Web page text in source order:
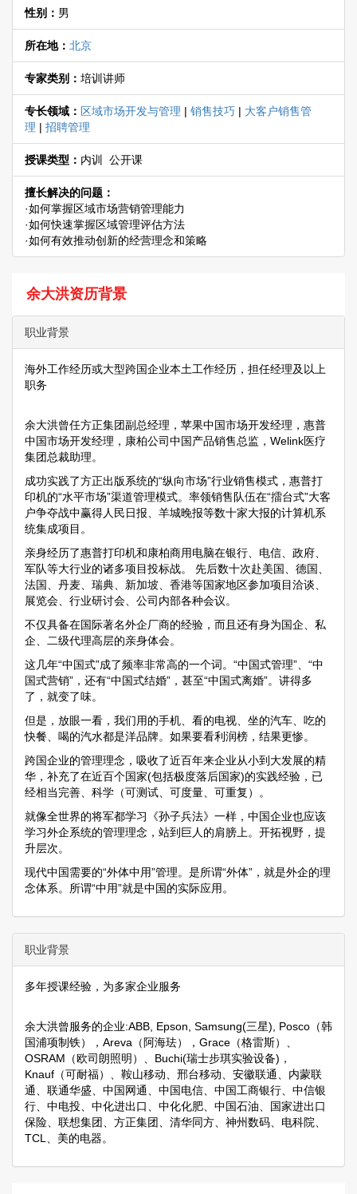
性别： 男
所在地： 北京
专家类别： 培训讲师
专长领域： 区域市场开发与管理 | 销售技巧 | 大客户销售管
理 | 招聘管理
授课类型： 内训 公开课
擅长解决的问题：
·如何掌握区域市场营销管理能力
·如何快速掌握区域管理评估方法
·如何有效推动创新的经营理念和策略
余大洪资历背景
职业背景
海外工作经历或大型跨国企业本土工作经历，担任经理及以上
职务
余大洪曾任方正集团副总经理，苹果中国市场开发经理，惠普
中国市场开发经理，康柏公司中国产品销售总监，Welink医疗
集团总裁助理。
成功实践了方正出版系统的“纵向市场”行业销售模式，惠普打
印机的“水平市场”渠道管理模式。率领销售队伍在“擂台式”大客
户争夺战中赢得人民日报、羊城晚报等数十家大报的计算机系
统集成项目。
亲身经历了惠普打印机和康柏商用电脑在银行、电信、政府、
军队等大行业的诸多项目投标战。 先后数十次赴美国、德国、
法国、丹麦、瑞典、新加坡、香港等国家地区参加项目洽谈、
展览会、行业研讨会、公司内部各种会议。
不仅具备在国际著名外企厂商的经验，而且还有身为国企、私
企、二级代理高层的亲身体会。
这几年“中国式”成了频率非常高的一个词。“中国式管理”、“中
国式营销”，还有“中国式结婚”，甚至“中国式离婚”。讲得多
了，就变了味。
但是，放眼一看，我们用的手机、看的电视、坐的汽车、吃的
快餐、喝的汽水都是洋品牌。如果要看利润榜，结果更惨。
跨国企业的管理理念，吸收了近百年来企业从小到大发展的精
华，补充了在近百个国家(包括极度落后国家)的实践经验，已
经相当完善、科学（可测试、可度量、可重复）。
就像全世界的将军都学习《孙子兵法》一样，中国企业也应该
学习外企系统的管理理念，站到巨人的肩膀上。开拓视野，提
升层次。
现代中国需要的“外体中用”管理。是所谓“外体”，就是外企的理
念体系。所谓“中用”就是中国的实际应用。
职业背景
多年授课经验，为多家企业服务
余大洪曾服务的企业:ABB, Epson, Samsung(三星), Posco（韩
国浦项制铁），Areva（阿海珐），Grace（格雷斯）、
OSRAM（欧司朗照明）、Buchi(瑞士步琪实验设备)，
Knauf（可耐福）、鞍山移动、邢台移动、安徽联通、内蒙联
通、联通华盛、中国网通、中国电信、中国工商银行、中信银
行、中电投、中化进出口、中化化肥、中国石油、国家进出口
保险、联想集团、方正集团、清华同方、神州数码、电科院、
TCL、美的电器。